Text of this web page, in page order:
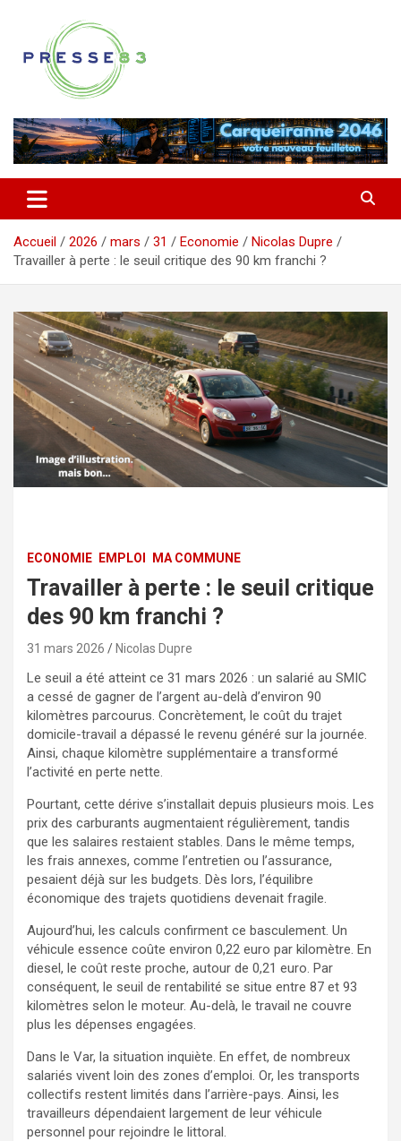
contenu
Presse 83
Accueil 2026 mars 31 Economie
Nicolas Dupre
Travailler à perte : le seuil critique des 90 km franchi ?
ECONOMIE EMPLOI MA COMMUNE
Travailler à perte : le seuil critique
des 90 km franchi ?
31 mars 2026 Nicolas Dupre
Le seuil a été atteint ce 31 mars 2026 : un salarié au SMIC
a cessé de gagner de l’argent au-delà d’environ 90
kilomètres parcourus. Concrètement, le coût du trajet
domicile-travail a dépassé le revenu généré sur la journée.
Ainsi, chaque kilomètre supplémentaire a transformé
l’activité en perte nette.
Pourtant, cette dérive s’installait depuis plusieurs mois. Les
prix des carburants augmentaient régulièrement, tandis
que les salaires restaient stables. Dans le même temps,
les frais annexes, comme l’entretien ou l’assurance,
pesaient déjà sur les budgets. Dès lors, l’équilibre
économique des trajets quotidiens devenait fragile.
Aujourd’hui, les calculs confirment ce basculement. Un
véhicule essence coûte environ 0,22 euro par kilomètre. En
diesel, le coût reste proche, autour de 0,21 euro. Par
conséquent, le seuil de rentabilité se situe entre 87 et 93
kilomètres selon le moteur. Au-delà, le travail ne couvre
plus les dépenses engagées.
Dans le Var, la situation inquiète. En effet, de nombreux
salariés vivent loin des zones d’emploi. Or, les transports
collectifs restent limités dans l’arrière-pays. Ainsi, les
travailleurs dépendaient largement de leur véhicule
personnel pour rejoindre le littoral.